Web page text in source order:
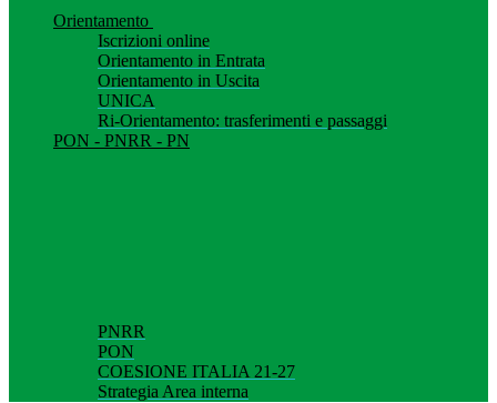
Orientamento
Iscrizioni online
Orientamento in Entrata
Orientamento in Uscita
UNICA
Ri-Orientamento: trasferimenti e passaggi
PON - PNRR - PN
PNRR
PON
COESIONE ITALIA 21-27
Strategia Area interna